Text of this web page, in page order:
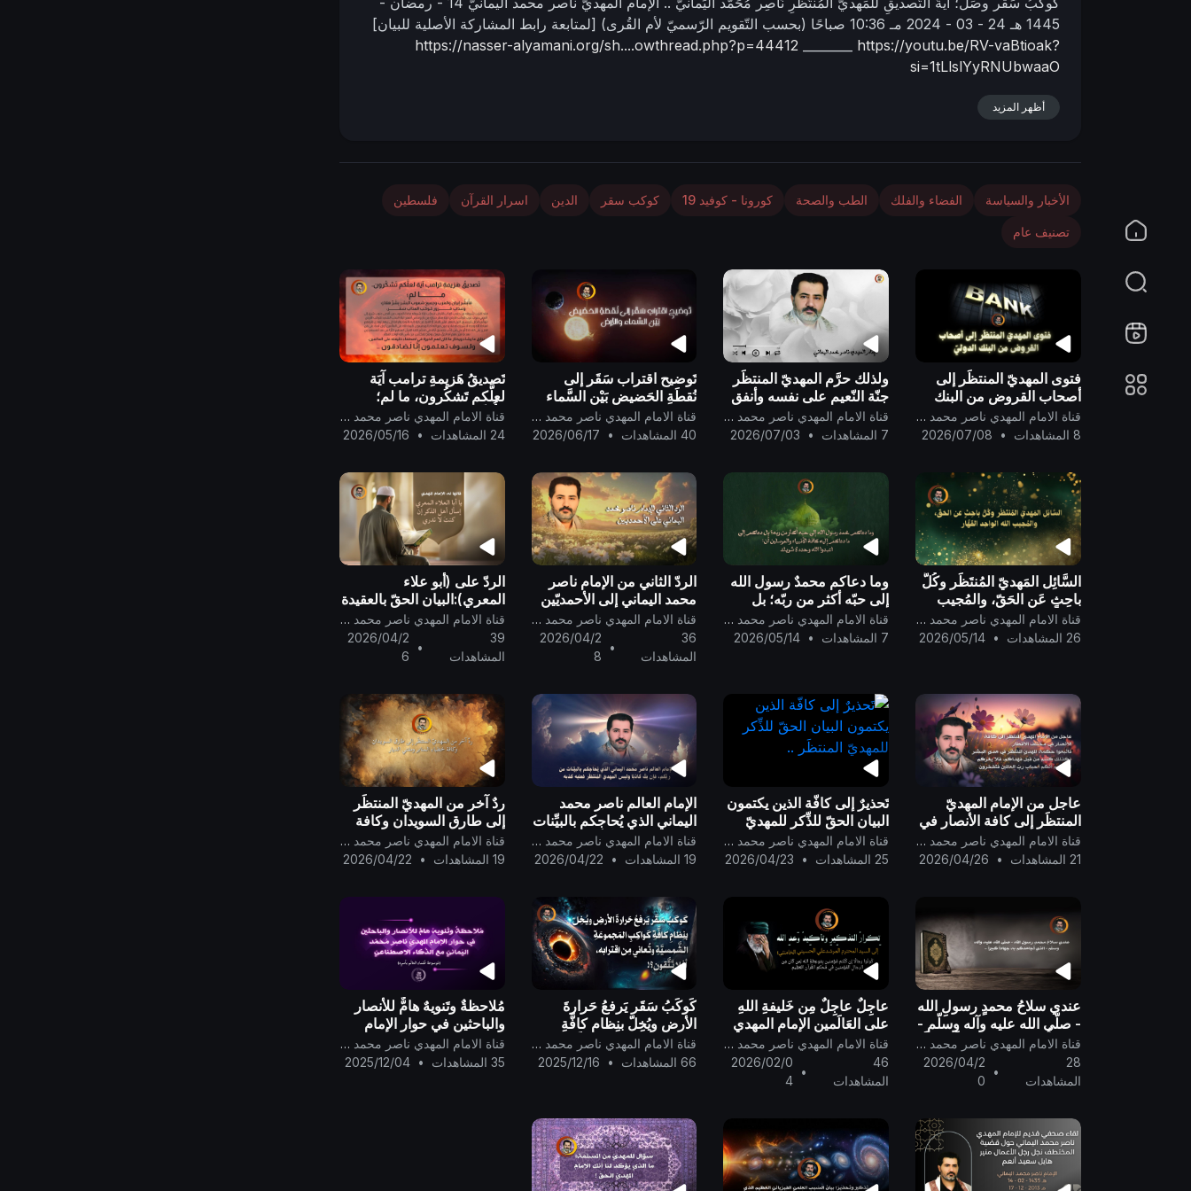
n1445 هـ
24 - 03 - 2024 مـ 10:36 صباحًا (بحسب التّقويم الرّسميّ لأم القُرى) [لمتابعة رابط المشاركة الأصلية للبيان]
https://nasser-alyamani.org/sh....owthread.php?p=44412
https://youtu.be/RV-vaBtioak?
si=1tLlslYyRNUbwaaO
أظهر المزيد
الأخبار والسياسة الفضاء والفلك الطب والصحة كورونا - كوفيد 19 كوكب سقر الدين اسرار القرآن فلسطين
تصنيف عام
فتوى المهديّ المنتظَر إلى
أصحاب القروض من البنك
الدوليّ ..
قناة الامام المهدي ناصر محمد اليماني
8 المشاهدات
•
2026/07/08
ولذلك حرَّم المهديّ المنتظَر
جنّة النّعيم على نفسه وأنفق
درجته فيها لجدّه محمد
رسول الله..
قناة الامام المهدي ناصر محمد اليماني
7 المشاهدات
•
2026/07/03
تَوضيح اقتراب سَقَر إلى
نُقطَةِ الحَضيض بَيْن السَّماء
والأرض ..
قناة الامام المهدي ناصر محمد اليماني
40 المشاهدات
•
2026/06/17
تَصديقُ هَزيمةِ ترامب آيَة
لعلَّكم تَشكُرون، ما لم؛
فأُبَشِّر إيران والعرب وجميع
شعوب البشر بِشَرِّ هلاكٍ
قناة الامام المهدي ناصر محمد اليماني
24 المشاهدات
•
2026/05/16
السَّائِل المَهديّ المُنتَظَر وكُلُّ
باحِثٍ عَن الحَقّ، والمُجيب
الله الواحِد القَهَّار ..
قناة الامام المهدي ناصر محمد اليماني
26 المشاهدات
•
2026/05/14
وما دعاكم محمدٌ رسول الله
إلى حبّه أكثر من ربّه؛ بل
دعاكم إلى ما دعاكم إليه
كافة الأنبياء والمرسلين
قناة الامام المهدي ناصر محمد اليماني
7 المشاهدات
•
2026/05/14
الردّ الثاني من الإمام ناصر
محمد اليماني إلى الأحمديّين
الذين ضلّ سعيُهم في الحياة
الدنيا ويحسبون أنّهم مهتدون
..
قناة الامام المهدي ناصر محمد اليماني
36
المشاهدات
•
2026/04/2
8
الردّ على (أبو علاء
المعري):البيان الحقّ بالعقيدة
الحقّ في بعث المهديّ
المنتظَر الحقّ ..
قناة الامام المهدي ناصر محمد اليماني
39
المشاهدات
•
2026/04/2
6
عاجل من الإمام المهديّ
المنتظَر إلى كافة الأنصار في
مختلف الأقطار..
قناة الامام المهدي ناصر محمد اليماني
21 المشاهدات
•
2026/04/26
تَحذيرٌ إلى كافّة الذين يكتمون
البيان الحقّ للذِّكر للمهديّ
المنتظَر ..
قناة الامام المهدي ناصر محمد اليماني
25 المشاهدات
•
2026/04/23
الإمام العالم ناصر محمد
اليماني الذي يُحاجكم بالبيِّنات
من ربِّكم، فإن يكُ كاذبًا
وليس المهديّ المُنتظَر فعليه
قناة الامام المهدي ناصر محمد اليماني
19 المشاهدات
•
2026/04/22
ردٌ آخر من المهديّ المنتظَر
إلى طارق السويدان وكافة
خطباء المنابر ومفتي الديار ..قناة الامام المهدي ناصر محمد اليماني
19 المشاهدات
•
2026/04/22
عندي سلاحُ محمدٍ رسولِ الله
- صلّى الله عليه وآله وسلّم -
الذي أُجاهدكم به جهاداً كبيراً
..
قناة الامام المهدي ناصر محمد اليماني
28
المشاهدات
•
2026/04/2
0
عاجِلٌ عاجِلٌ مِن خَليفةِ اللهِ
على العَالَمين الإمام المهدي
ناصر مُحَمد اليمانيّ إلى
المُرشدِ الكَرِيم جَنَاب السَّيد
علي الحسيني الخامنئ..
قناة الامام المهدي ناصر محمد اليماني
46
المشاهدات
•
2026/02/0
4
كَوكَبُ سَقَر يَرفعُ حَرارةَ
الأرضِ ويُخِلّ بنِظامِ كافَّةِ
كَواكِبِ المَجموعَةِ الشَّمسيَّةِ
وتُعاني مِن اقترابه، أفلا
قناة الامام المهدي ناصر محمد اليماني
66 المشاهدات
•
2025/12/16
مُلاحظةٌ وتَنويهٌ هامٌّ للأنصار
والباحثين في حوار الإمام
المَهديّ ناصِر مُحَمَّد اليَمانيّ
مع الذَّكاء الاصطناعيّ..
قناة الامام المهدي ناصر محمد اليماني
35 المشاهدات
•
2025/12/04